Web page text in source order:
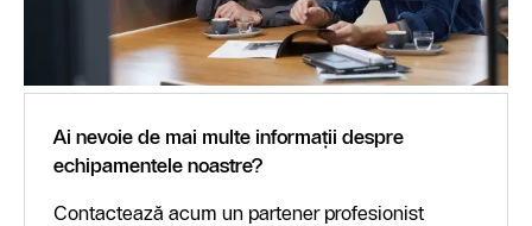
Ai nevoie de mai multe informații despre
echipamentele noastre?
Contactează acum un partener profesionist